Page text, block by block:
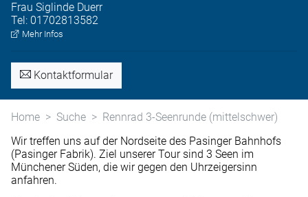
Frau Siglinde Duerr
Tel: 01702813582
Mehr Infos
Kontaktformular
Home Suche
Rennrad 3-Seenrunde (mittelschwer)
Wir treffen uns auf der Nordseite des Pasinger Bahnhofs
(Pasinger Fabrik). Ziel unserer Tour sind 3 Seen im
Münchener Süden, die wir gegen den Uhrzeigersinn
anfahren.